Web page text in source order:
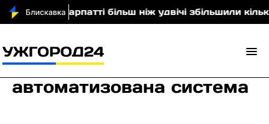
На Закарпатті більш ніж удвічі збільшили
автоматизована система